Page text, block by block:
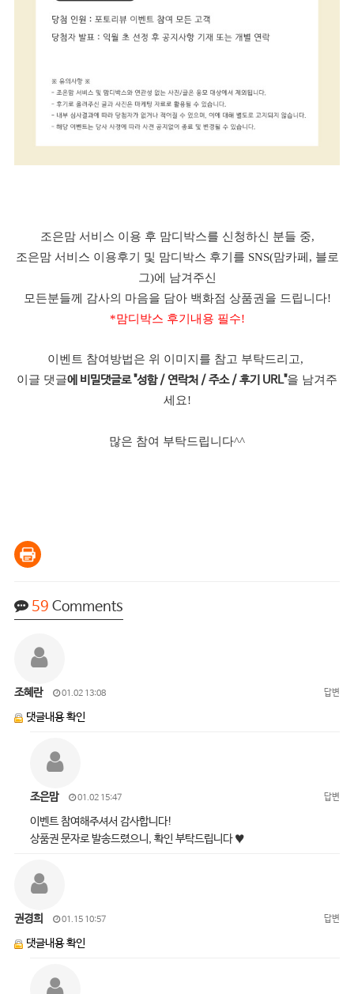
조은맘 서비스 이용 후 맘디박스를 신청하신 분들 중,
조은맘 서비스 이용후기 및 맘디박스 후기를 SNS(맘카페, 블로
그)에 남겨주신
모든분들께 감사의 마음을 담아 백화점 상품권을 드립니다!
*맘디박스 후기내용 필수!
이벤트 참여방법은 위 이미지를 참고 부탁드리고,
이글 댓글에 비밀댓글로 "성함 / 연락처 / 주소 / 후기 URL"을 남겨주
세요!
많은 참여 부탁드립니다^^
59 Comments
조혜란 01.02 13:08 답변
댓글내용 확인
조은맘 01.02 15:47 답변
이벤트 참여해주셔서 감사합니다!
상품권 문자로 발송드렸으니, 확인 부탁드립니다 ♥
권경희 01.15 10:57 답변
댓글내용 확인